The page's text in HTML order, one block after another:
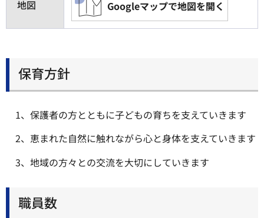
地図 Googleマップで地図を開く
保育方針
1、保護者の方とともに子どもの育ちを支えていきます
2、恵まれた自然に触れながら心と身体を支えていきます
3、地域の方々との交流を大切にしていきます
職員数